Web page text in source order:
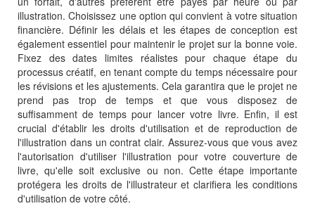
illustration. Choisissez une option qui convient à votre situation
financière. Définir les délais et les étapes de conception est
également essentiel pour maintenir le projet sur la bonne voie.
Fixez des dates limites réalistes pour chaque étape du
processus créatif, en tenant compte du temps nécessaire pour
les révisions et les ajustements. Cela garantira que le projet ne
prend pas trop de temps et que vous disposez de
suffisamment de temps pour lancer votre livre. Enfin, il est
crucial d'établir les droits d'utilisation et de reproduction de
l'illustration dans un contrat clair. Assurez-vous que vous avez
l'autorisation d'utiliser l'illustration pour votre couverture de
livre, qu'elle soit exclusive ou non. Cette étape importante
protégera les droits de l'illustrateur et clarifiera les conditions
d'utilisation de votre côté.